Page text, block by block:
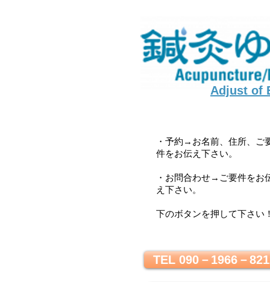
Adjust of
・予約→お名前、住所、ご
件をお伝え下さい。
・お問合わせ→ご要件をお
え下さい。
下のボタンを押して下さい
TEL 090－1966－